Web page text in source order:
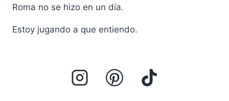
Roma no se hizo en un día.
Estoy jugando a que entiendo.